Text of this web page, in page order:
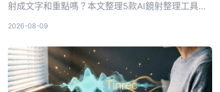
射成文字和重點嗎？本文整理5款AI鏡射整理工具，
2026-08-09